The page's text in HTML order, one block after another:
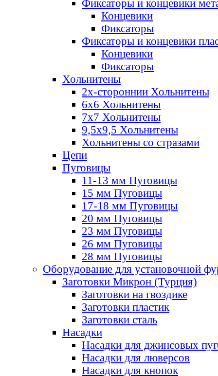
Фиксаторы и концевики
Концевики
Фиксаторы
Фиксаторы и концевики
Концевики
Фиксаторы
Хольнитены
2х-стороннии Хольнитены
6х6 Хольнитены
7х7 Хольнитены
9,5х9,5 Хольнитены
Хольнитены со стразами
Цепи
Пуговицы
11-13 мм Пуговицы
15 мм Пуговицы
17-18 мм Пуговицы
20 мм Пуговицы
23 мм Пуговицы
26 мм Пуговицы
28 мм Пуговицы
Оборудование для установочной
Заготовки Микрон (Турция)
Заготовки на гвоздике
Заготовки пластик
Заготовки сталь
Насадки
Насадки для джинсовых
Насадки для люверсов
Насадки для кнопок